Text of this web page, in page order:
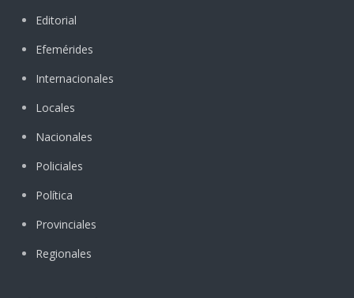
Editorial
Efemérides
Internacionales
Locales
Nacionales
Policiales
Política
Provinciales
Regionales